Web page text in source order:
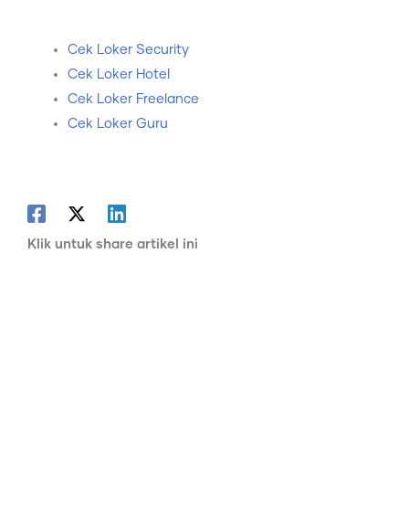
Cek Loker Security
Cek Loker Hotel
Cek Loker Freelance
Cek Loker Guru
Klik untuk share artikel ini